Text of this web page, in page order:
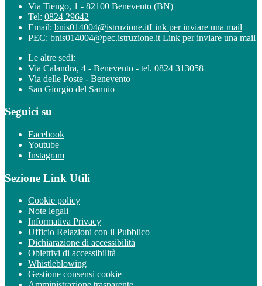
Via Tiengo, 1 - 82100 Benevento (BN)
Tel: 0824 29642
Email: bnis014004@istruzione.itLink per inviare una mail
PEC: bnis014004@pec.istruzione.it Link per inviare una mail
Le altre sedi:
Via Calandra, 4 - Benevento - tel. 0824 313058
Via delle Poste - Benevento
San Giorgio del Sannio
Seguici su
Facebook
Youtube
Instagram
Sezione Link Utili
Cookie policy
Note legali
Informativa Privacy
Ufficio Relazioni con il Pubblico
Dichiarazione di accessibilità
Obiettivi di accessibilità
Whistleblowing
Gestione consensi cookie